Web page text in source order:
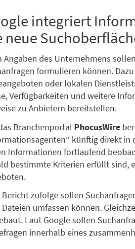
integriert
neue
Angaben des Unternehmens
formulieren können.
oder lokalen
Verfügbarkeiten und weitere
zu Anbietern bereitstellen.
Branchenportal PhocusWire
künftig direkt in
Informationen fortlaufend
bestimmte Kriterien erfüllt sind,
Bericht zufolge sollen
umfassen können.
Laut Google sollen
innerhalb eines